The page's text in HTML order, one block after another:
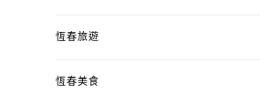
恆春旅遊
恆春美食